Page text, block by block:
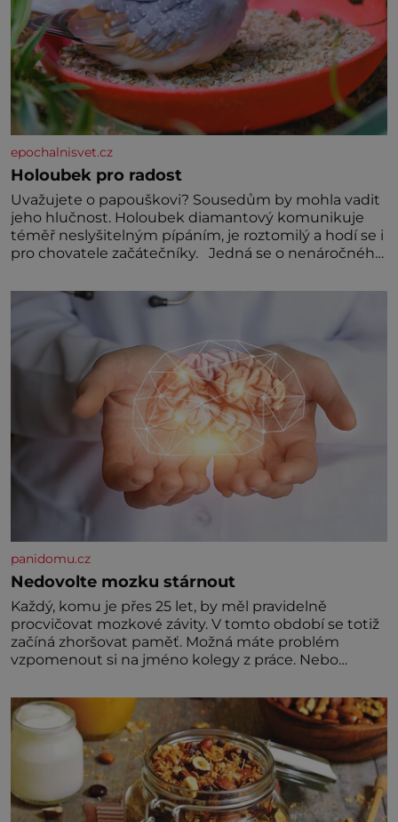
epochalnisvet.cz
Holoubek pro radost
Uvažujete o papouškovi? Sousedům by mohla vadit
jeho hlučnost. Holoubek diamantový komunikuje
téměř neslyšitelným pípáním, je roztomilý a hodí se i
pro chovatele začátečníky. Jedná se o nenáročného
Hodně času tráví na zemi, kde sbírá zbytky semínek
Jeho domovinou je prakticky celá Austrálie s
výjimkou pobřežní oblasti.
panidomu.cz
Nedovolte mozku stárnout
Každý, komu je přes 25 let, by měl pravidelně
procvičovat mozkové závity. V tomto období se totiž
začíná zhoršovat paměť. Možná máte problém
vzpomenout si na jméno kolegy z práce. Nebo
nedávno přečetli. Je to opravdu tak, s věkem jako
kdyby se paměť rozhodla stávkovat. Cvičte